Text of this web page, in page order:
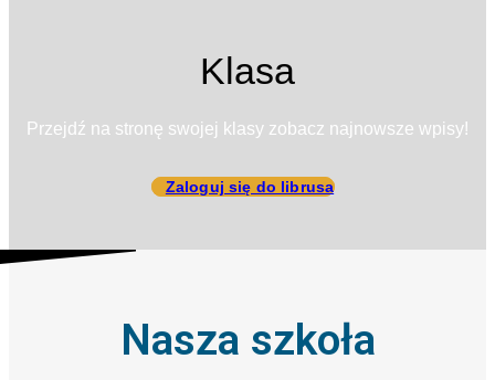
Klasa
Przejdź na stronę swojej klasy zobacz najnowsze wpisy!
Zaloguj się do librusa
Nasza szkoła